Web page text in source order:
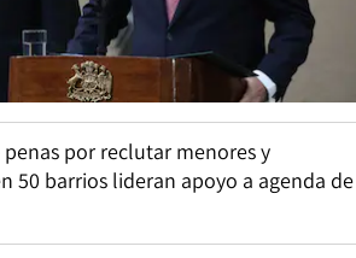
por reclutar menores y
50 barrios lideran apoyo a agenda de